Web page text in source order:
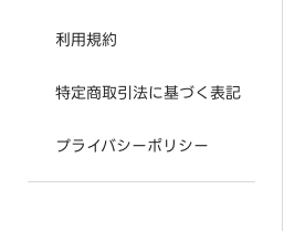
利用規約
特定商取引法に基づく表記
プライバシーポリシー